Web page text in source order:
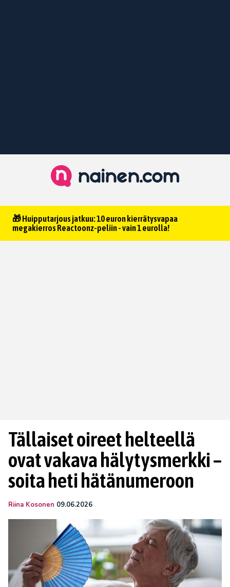
🎁 Huipputarjous jatkuu: 10 euron kierrätysvapaa
megakierros Reactoonz-peliin - vain 1 eurolla!
Tällaiset oireet helteellä
ovat vakava hälytysmerkki –
soita heti hätänumeroon
Riina Kosonen 09.06.2026